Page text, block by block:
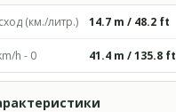
(км./литр.) 14.7 m / 48.2 ft
h - 0 41.4 m / 135.8 ft